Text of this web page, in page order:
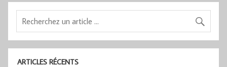
ARTICLES RÉCENTS